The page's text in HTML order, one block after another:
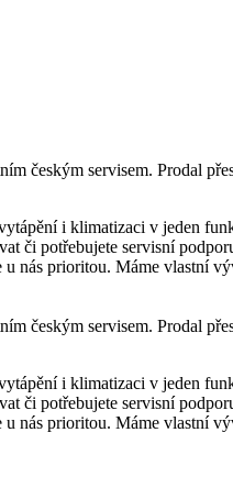
českým servisem. Prodal
i klimatizaci v jeden
či potřebujete servisní
nás prioritou. Máme vlastní
českým servisem. Prodal
i klimatizaci v jeden
či potřebujete servisní
nás prioritou. Máme vlastní